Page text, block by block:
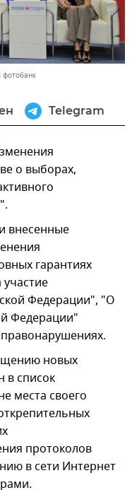
фотобанк
Telegram
о выборах,
внесенные
гарантиях
Федерации", "О
Федерации"
новых
в список
места своего
протоколов
в сети Интернет